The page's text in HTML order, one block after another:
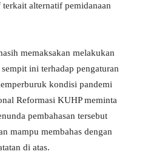
alternatif pemidanaan
memaksakan melakukan
ini terhadap pengaturan
kondisi pandemi
Reformasi KUHP meminta
pembahasan tersebut
mampu membahas dengan
di atas.